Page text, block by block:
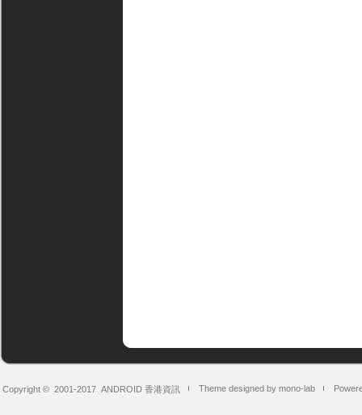
Copyright © 2001-2017 ANDROID 香港資訊 Theme designed by mono-lab